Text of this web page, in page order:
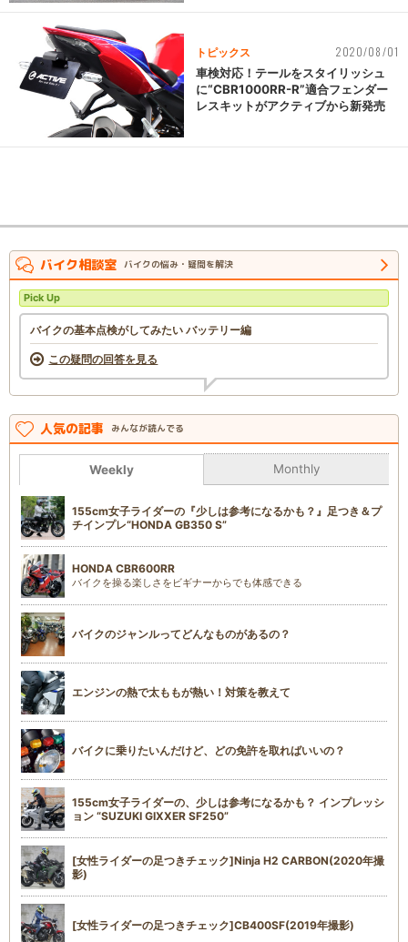
トピックス 2020/08/01
車検対応！テールをスタイリッシュ
に“CBR1000RR-R”適合フェンダー
レスキットがアクティブから新発売
バイク相談室 バイクの悩み・疑問を解決
Pick Up
バイクの基本点検がしてみたい バッテリー編
この疑問の回答を見る
人気の記事 みんなが読んでる
Weekly Monthly
155cm女子ライダーの『少しは参考になるかも？』足つき＆プ
チインプレ“HONDA GB350 S”
HONDA CBR600RR
バイクを操る楽しさをビギナーからでも体感できる
バイクのジャンルってどんなものがあるの？
エンジンの熱で太ももが熱い！対策を教えて
バイクに乗りたいんだけど、どの免許を取ればいいの？
155cm女子ライダーの、少しは参考になるかも？ インプレッシ
ョン “SUZUKI GIXXER SF250”
[女性ライダーの足つきチェック]Ninja H2 CARBON(2020年撮
影)
[女性ライダーの足つきチェック]CB400SF(2019年撮影)